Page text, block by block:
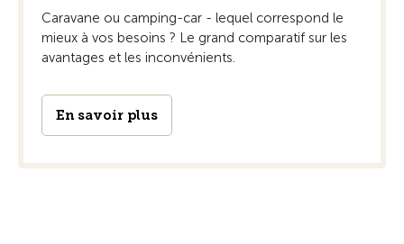
Caravane ou camping-car - lequel correspond le
mieux à vos besoins ? Le grand comparatif sur les
avantages et les inconvénients.
En savoir plus